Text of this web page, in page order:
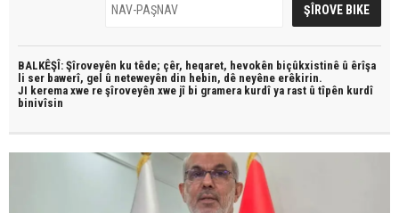
BALKÊŞÎ: Şîroveyên ku têde; çêr, heqaret, hevokên biçûkxistinê û êrîşa
li ser bawerî, gel û neteweyên din hebin, dê neyêne erêkirin.
JI kerema xwe re şîroveyên xwe jî bi gramera kurdî ya rast û tîpên kurdî
binivîsin